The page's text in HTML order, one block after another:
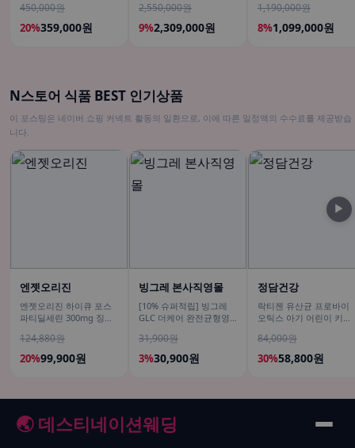
450,000원
20%359,000원
베이지 유산균아삭 숙성
모드
2,550,000원
9%2,309,000원
언더싱크 화이트
1,190,000원
8%1,099,000원
N스토어 식품 BEST 인기상품
이 포스팅은 네이버 쇼핑 커넥트 활동의 일환으로, 이에 따른 일정액의 수수료를 제공받습
니다.
엔젯오리진
엔젯오리진 하이큐 포스
파티딜세린 300mg 징코
슐, 5개
124,880원
20%99,900원
빙그레 본사직영몰
[10% 슈퍼적립] 빙그레
GLC 더케어 완전균형영
개
31,900원
3%30,900원
정담건강
락티젠 유산균 프로바이
오틱스 아기 어린이 키즈
2개
84,000원
30%58,800원
▶
🌏 데스티네이션웨딩